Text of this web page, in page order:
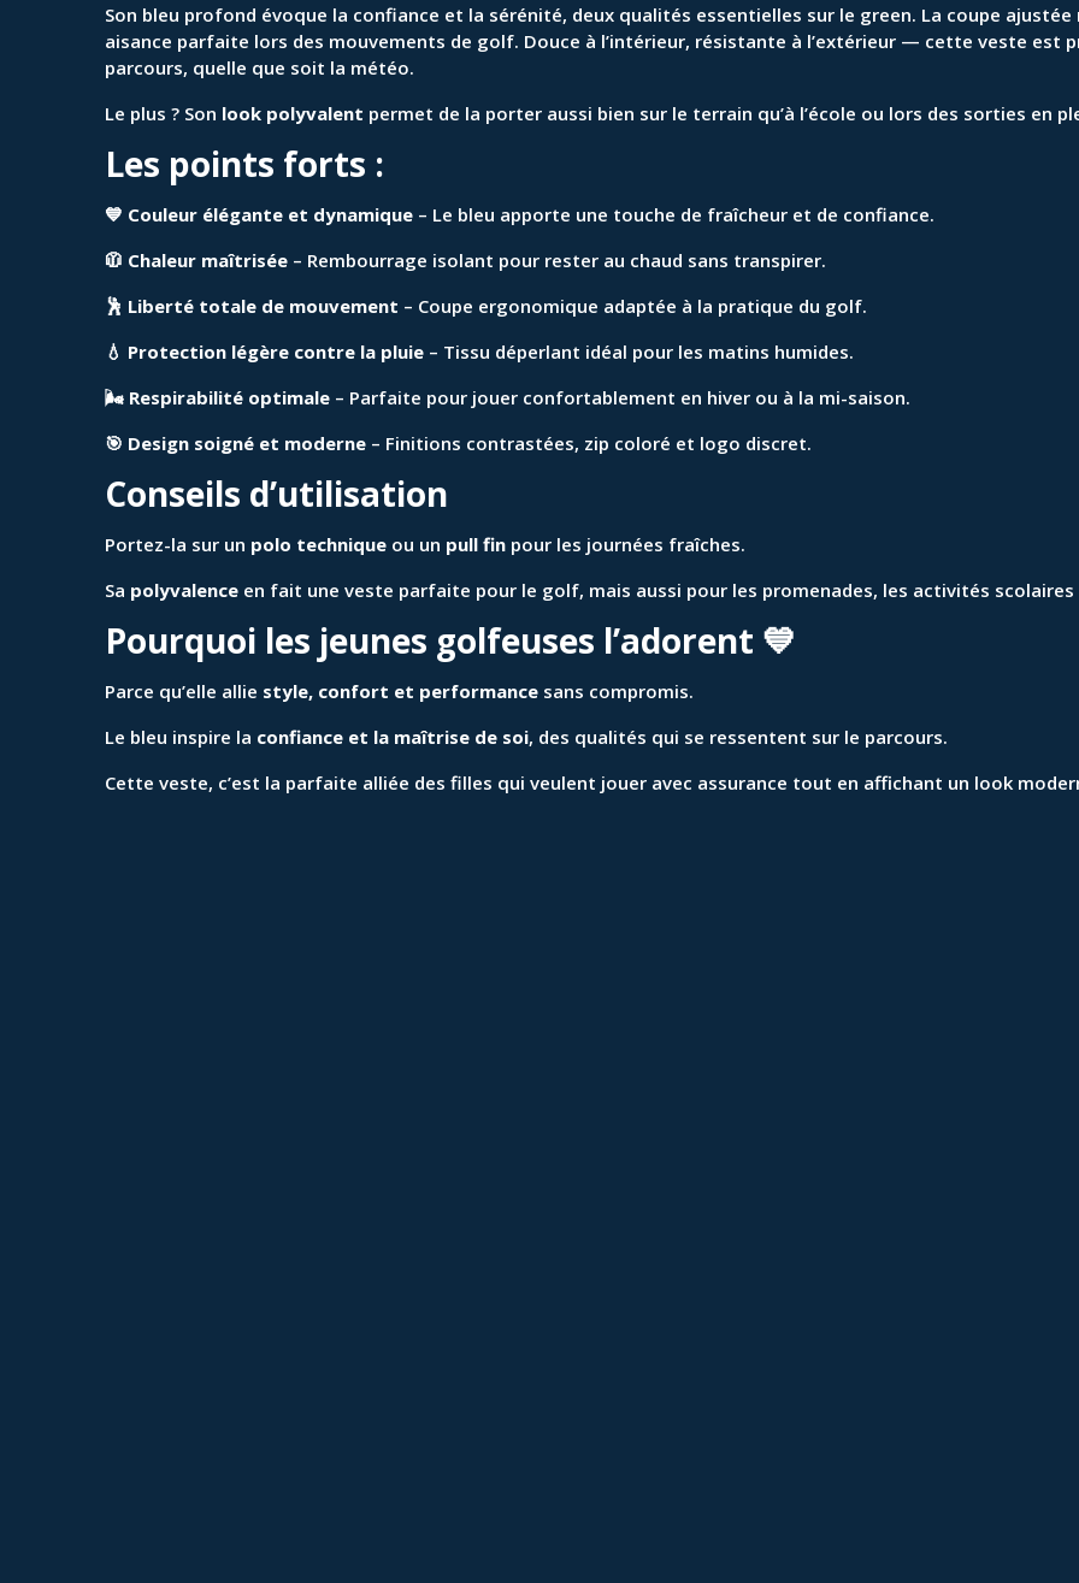
Son bleu profond évoque la confiance et la sérénité, deux qualités essentielles sur le green. La coupe
aisance parfaite lors des mouvements de golf. Douce à l’intérieur, résistante à l’extérieur — cette veste est
parcours, quelle que soit la météo.
Le plus ? Son look polyvalent permet de la porter aussi bien sur le terrain qu’à l’école ou lors des sorties en
Les points forts :
💙 Couleur élégante et dynamique – Le bleu apporte une touche de fraîcheur et de confiance.
🧥 Chaleur maîtrisée – Rembourrage isolant pour rester au chaud sans transpirer.
🕺 Liberté totale de mouvement – Coupe ergonomique adaptée à la pratique du golf.
💧 Protection légère contre la pluie – Tissu déperlant idéal pour les matins humides.
🌬️ Respirabilité optimale – Parfaite pour jouer confortablement en hiver ou à la mi-saison.
🎯 Design soigné et moderne – Finitions contrastées, zip coloré et logo discret.
Conseils d’utilisation
Portez-la sur un polo technique ou un pull fin pour les journées fraîches.
Sa polyvalence en fait une veste parfaite pour le golf, mais aussi pour les promenades, les activités
Pourquoi les jeunes golfeuses l’adorent 💙
Parce qu’elle allie style, confort et performance sans compromis.
Le bleu inspire la confiance et la maîtrise de soi, des qualités qui se ressentent sur le parcours.
Cette veste, c’est la parfaite alliée des filles qui veulent jouer avec assurance tout en affichant un look